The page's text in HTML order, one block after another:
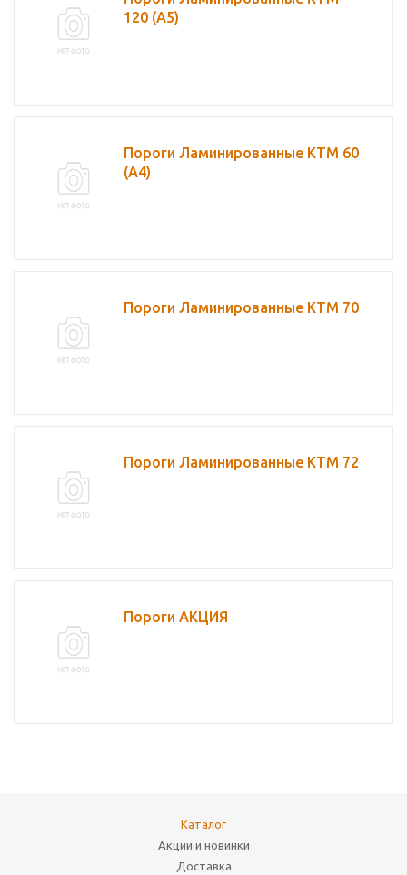
120 (А5)
Пороги Ламинированные КТМ 60
(А4)
Пороги Ламинированные КТМ 70
Пороги Ламинированные КТМ 72
Пороги АКЦИЯ
Каталог
Акции и новинки
Доставка